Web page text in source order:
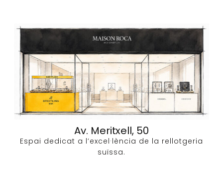
Av. Meritxell, 50
Espai dedicat a l’excel·lència de la rellotgeria
suïssa.